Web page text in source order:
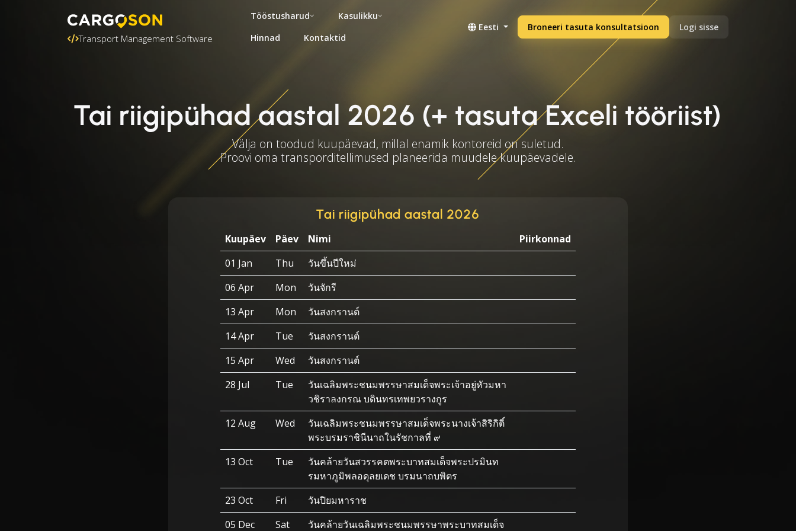
Transport Management Software
Tööstusharud
Kasulikku
Hinnad
Kontaktid
Eesti Broneeri tasuta konsultatsioon Logi sisse
Tai riigipühad aastal 2026 (+ tasuta Exceli tööriist)
Välja on toodud kuupäevad, millal enamik kontoreid on suletud.
Proovi oma transporditellimused planeerida muudele kuupäevadele.
Tai riigipühad aastal 2026
Kuupäev Päev Nimi
Piirkonnad
01 Jan
Thu
วันขึ้นปีใหม่
06 Apr
Mon
วันจักรี
13 Apr
Mon
วันสงกรานต์
14 Apr
Tue
วันสงกรานต์
15 Apr
Wed
วันสงกรานต์
28 Jul
Tue
วันเฉลิมพระชนมพรรษาสมเด็จพระเจ้าอยู่หัวมหา
วชิราลงกรณ บดินทรเทพยวรางกูร
12 Aug
Wed
วันเฉลิมพระชนมพรรษาสมเด็จพระนางเจ้าสิริกิติ์
พระบรมราชินีนาถในรัชกาลที่ ๙
13 Oct
Tue
วันคล้ายวันสวรรคตพระบาทสมเด็จพระปรมินท
รมหาภูมิพลอดุลยเดช บรมนาถบพิตร
23 Oct
Fri
วันปิยมหาราช
05 Dec
Sat วันคล้ายวันเฉลิมพระชนมพรรษาพระบาทสมเด็จ